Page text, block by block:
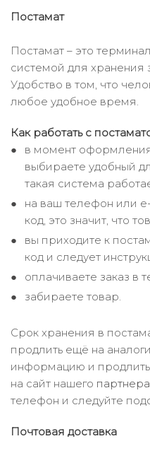
Постамат
Постамат – это
системой для хранения
Удобство в том, что
любое удобное время.
Как работать с
в момент оформления
выбираете удобный
такая система
на ваш телефон или
код, это значит, что
вы приходите к
код и следует
оплачиваете заказ в
забираете товар.
Срок хранения в
продлить ещё на
информацию и
на сайт нашего партнера
телефон и следуйте
Почтовая доставка